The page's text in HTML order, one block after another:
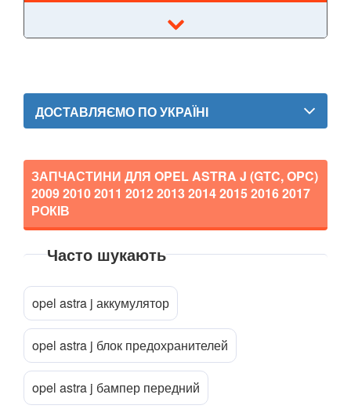
Crossland X
Frontera B (6B)
GT
Grandland X
Insignia A
Insignia B
Meriva A
Meriva B
Mokka
Mokka X
Прикріпити файл
ДОСТАВЛЯЄМО ПО УКРАЇНІ
ЗАПЧАСТИНИ ДЛЯ OPEL ASTRA J (GTC, OPC)
2009 2010 2011 2012 2013 2014 2015 2016 2017
РОКІВ
Часто шукають
opel astra j аккумулятор
opel astra j блок предохранителей
opel astra j бампер передний